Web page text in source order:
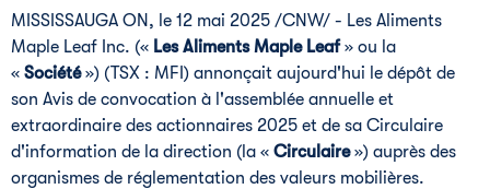
MISSISSAUGA ON , le 12 mai 2025 /CNW/ - Les Aliments
Maple Leaf Inc. (« Les Aliments Maple Leaf» ou la
« Société») (TSX : MFI) annonçait aujourd'hui le dépôt de
son Avis de convocation à l'assemblée annuelle et
extraordinaire des actionnaires 2025 et de sa Circulaire
d'information de la direction (la « Circulaire») auprès des
organismes de réglementation des valeurs mobilières.